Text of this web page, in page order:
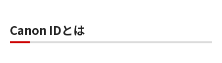
Canon IDとは